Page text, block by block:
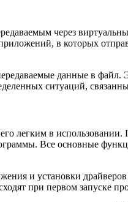
через
в которых
данные в файл.
ситуаций,
легким в использовании.
Все основные
и установки
при первом запуске